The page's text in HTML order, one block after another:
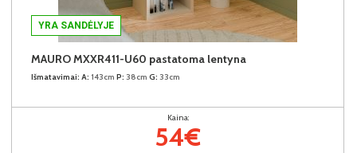
YRA SANDĖLYJE
MAURO MXXR411-U60 pastatoma lentyna
Išmatavimai: A: 143cm P: 38cm G: 33cm
Kaina:
54€